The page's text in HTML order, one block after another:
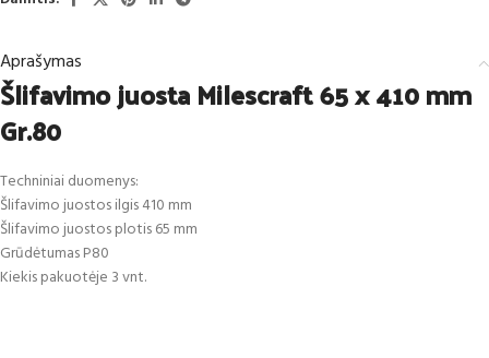
Aprašymas
Šlifavimo juosta Milescraft 65 x 410 mm
Gr.80
Techniniai duomenys:
Šlifavimo juostos ilgis 410 mm
Šlifavimo juostos plotis 65 mm
Grūdėtumas P80
Kiekis pakuotėje 3 vnt.